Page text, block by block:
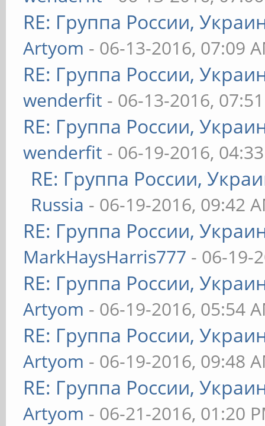
RE: Группа России,
Artyom - 06-13-2016, 07:09
RE: Группа России,
wenderfit - 06-13-2016,
RE: Группа России,
wenderfit - 06-19-2016,
RE: Группа России,
Russia - 06-19-2016, 09:42
RE: Группа России,
MarkHaysHarris777 - 06-19-
RE: Группа России,
Artyom - 06-19-2016, 05:54
RE: Группа России,
Artyom - 06-19-2016, 09:48
RE: Группа России,
Artyom - 06-21-2016, 01:20